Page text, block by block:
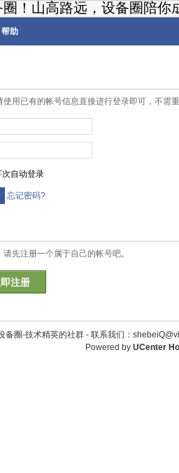
！山高路远，设备圈陪你
帮助
用已有的帐号信息直接进行登录即可，不需
次自动登录
忘记密码?
先注册一个属于自己的帐号吧。
注册
备圈-技术精英的社群 - 联系我们：
Powered by UCenter